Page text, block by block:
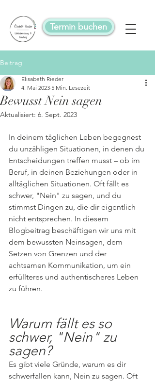
Termin buchen
Beitrag
Bewusst Nein sagen
Elisabeth Rieder
4. Mai 2023 5 Min. Lesezeit
Aktualisiert: 6. Sept. 2023
In deinem täglichen Leben begegnest
du unzähligen Situationen, in denen du
Entscheidungen treffen musst – ob im
Beruf, in deinen Beziehungen oder in
alltäglichen Situationen. Oft fällt es
schwer, "Nein" zu sagen, und du
stimmst Dingen zu, die dir eigentlich
nicht entsprechen. In diesem
Blogbeitrag beschäftigen wir uns mit
dem bewussten Neinsagen, dem
Setzen von Grenzen und der
achtsamen Kommunikation, um ein
erfüllteres und authentischeres Leben
zu führen.
Warum fällt es so
schwer, "Nein" zu
sagen?
Es gibt viele Gründe, warum es dir
schwerfallen kann, Nein zu sagen. Oft